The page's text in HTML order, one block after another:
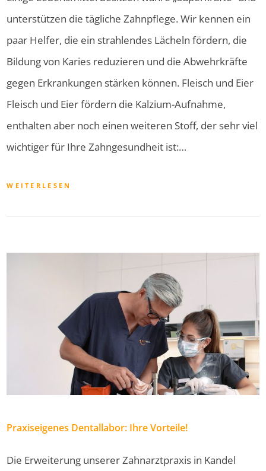
unterstützen die tägliche Zahnpflege. Wir kennen ein
paar Helfer, die ein strahlendes Lächeln fördern, die
Bildung von Karies reduzieren und die Abwehrkräfte
gegen Erkrankungen stärken können. Fleisch und Eier
Fleisch und Eier fördern die Kalzium-Aufnahme,
enthalten aber noch einen weiteren Stoff, der sehr viel
wichtiger für Ihre Zahngesundheit ist:…
WEITERLESEN
Praxiseigenes Dentallabor: Ihre Vorteile!
Die Erweiterung unserer Zahnarztpraxis in Kandel